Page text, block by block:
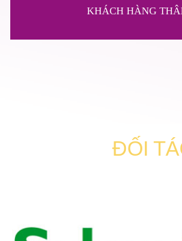
KHÁCH HÀNG
ĐỐI